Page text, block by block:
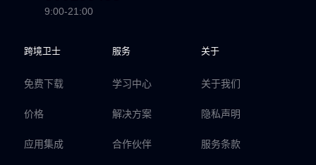
9:00-21:00
跨境卫士
免费下载
价格
应用集成
服务
学习中心
解决方案
合作伙伴
关于
关于我们
隐私声明
服务条款